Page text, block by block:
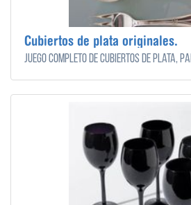
Cubiertos de plata originales.
Juego completo de Cubiertos de plata,